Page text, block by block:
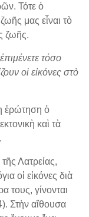
Τότε ὁ
μας εἶναι τὸ
ζωῆς.
τόσο
οἱ εἰκόνες στὸ
ὁ
καὶ τὰ
Λατρείας,
οἱ εἰκόνες διὰ
τους, γίνονται
Στὴν αἴθουσα